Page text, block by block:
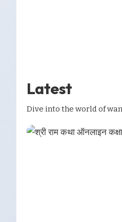
Latest
Dive into the world of